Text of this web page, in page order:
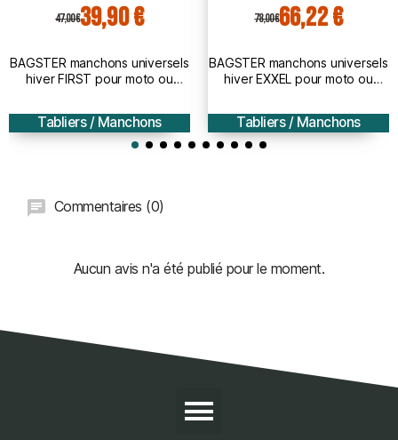
47,00 €39,90 €
BAGSTER manchons universels
hiver FIRST pour moto ou
Tabliers / Manchons
78,00 €66,22 €
BAGSTER manchons universels
hiver EXXEL pour moto ou
Tabliers / Manchons
Commentaires (0)
Aucun avis n'a été publié pour le moment.